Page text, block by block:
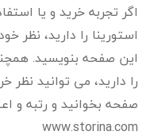
اگر تجربه خرید و یا
استورینا را دارید، نظر
این صفحه بنویسید.
را دارید، می توانید نظر
صفحه بخوانید و رتبه و
www.storina.com